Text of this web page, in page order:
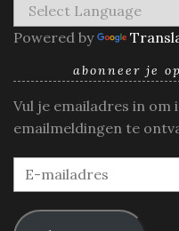
Powered by
abonneer je
Vul je emailadres in om
emailmeldingen te
E-
mailadres